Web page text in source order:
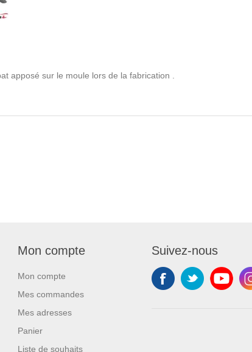
apposé sur le moule lors de la fabrication .
Mon compte
Mon compte
Mes commandes
Mes adresses
Panier
Liste de souhaits
Suivez-nous